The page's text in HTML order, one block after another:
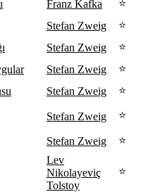
Franz Kafka
⭐
Stefan Zweig
⭐
Stefan Zweig
⭐
Stefan Zweig
⭐
Stefan Zweig ⭐
Stefan Zweig ⭐
Stefan Zweig ⭐
Lev
Nikolayeviç
Tolstoy
⭐